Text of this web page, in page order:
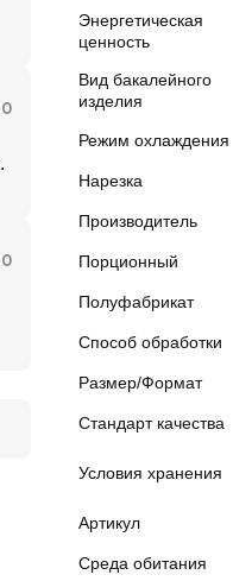
Энергетическая
ценность
Вид бакалейного
изделия
Режим охлаждения
Нарезка
Производитель
Порционный
Полуфабрикат
Способ обработки
Размер/Формат
Стандарт качества
Условия хранения
Артикул
Среда обитания
0
0